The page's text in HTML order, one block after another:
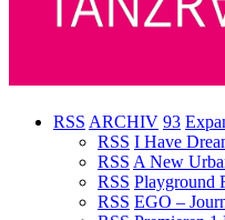
RSS ARCHIV 93
RSS I Have
RSS A New
RSS Playground
RSS EGO –